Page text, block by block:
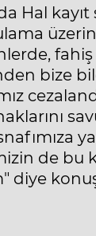
Hal
bize
de bu
diye